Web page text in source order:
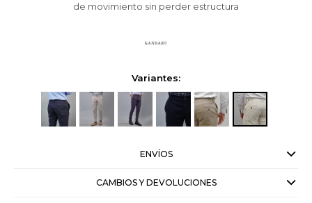
de movimiento sin perder estructura
Variantes:
ENVÍOS
CAMBIOS Y DEVOLUCIONES